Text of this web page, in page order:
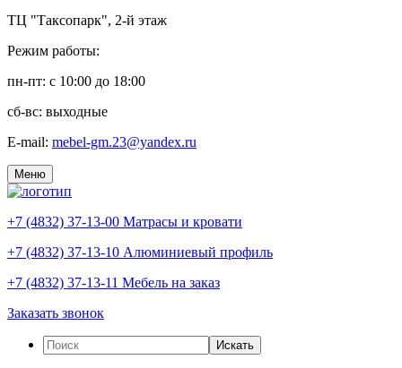
ТЦ "Таксопарк", 2-й этаж
Режим работы:
пн-пт: c 10:00 до 18:00
сб-вс: выходные
E-mail: mebel-gm.23@yandex.ru
Меню
+7 (4832) 37-13-00 Матрасы и кровати
+7 (4832) 37-13-10 Алюминиевый профиль
+7 (4832) 37-13-11 Мебель на заказ
Заказать звонок
Искать